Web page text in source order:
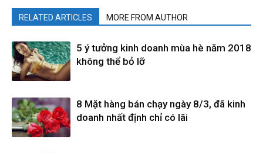
RELATED ARTICLES MORE FROM AUTHOR
5 ý tưởng kinh doanh mùa hè năm 2018
không thể bỏ lỡ
8 Mặt hàng bán chạy ngày 8/3, đã kinh
doanh nhất định chỉ có lãi